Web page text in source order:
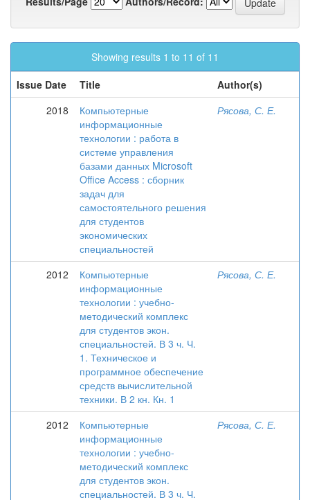
Showing results 1 to 11 of 11
Issue Date
Title
Author(s)
2018
Компьютерные
информационные
технологии : работа в
системе управления
базами данных Microsoft
Office Access : сборник
задач для
самостоятельного решения
для студентов
экономических
специальностей
Рясова, С. Е.
2012
Компьютерные
информационные
технологии : учебно-
методический комплекс
для студентов экон.
специальностей. В 3 ч. Ч.
1. Техническое и
программное обеспечение
средств вычислительной
техники. В 2 кн. Кн. 1
Рясова, С. Е.
2012
Компьютерные
информационные
технологии : учебно-
методический комплекс
для студентов экон.
специальностей. В 3 ч. Ч.
Рясова, С. Е.